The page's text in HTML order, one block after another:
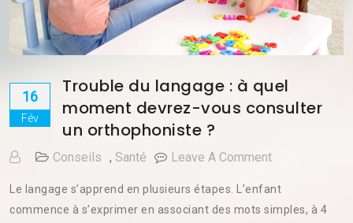
16
Fév
Trouble du langage : à quel
moment devrez-vous consulter
un orthophoniste ?
Conseils , Santé Leave A CommentOn
Du
Langage
Le langage s’apprend en plusieurs étapes. L’enfant
commence à s’exprimer en associant des mots simples, à 4